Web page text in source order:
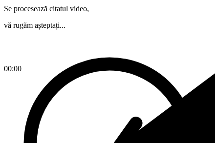
00:00
Se procesează citatul video,
vă rugăm așteptați...